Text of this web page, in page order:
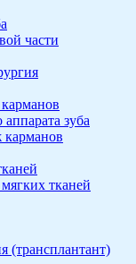
части
зуба
тканей
(трансплантант)